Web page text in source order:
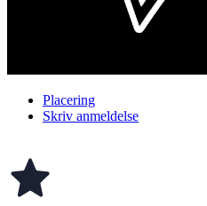
Placering
Skriv anmeldelse